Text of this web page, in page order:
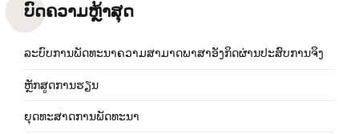
ບົດຄວາມຫຼ້າສຸດ
ລະບົບການພັດທະນາຄວາມສາມາດພາສາອັງກິດຜ່ານປະສົບການຈິງ
ຫຼັກສູດການຮຽນ
ຍຸດທະສາດການພັດທະນາ